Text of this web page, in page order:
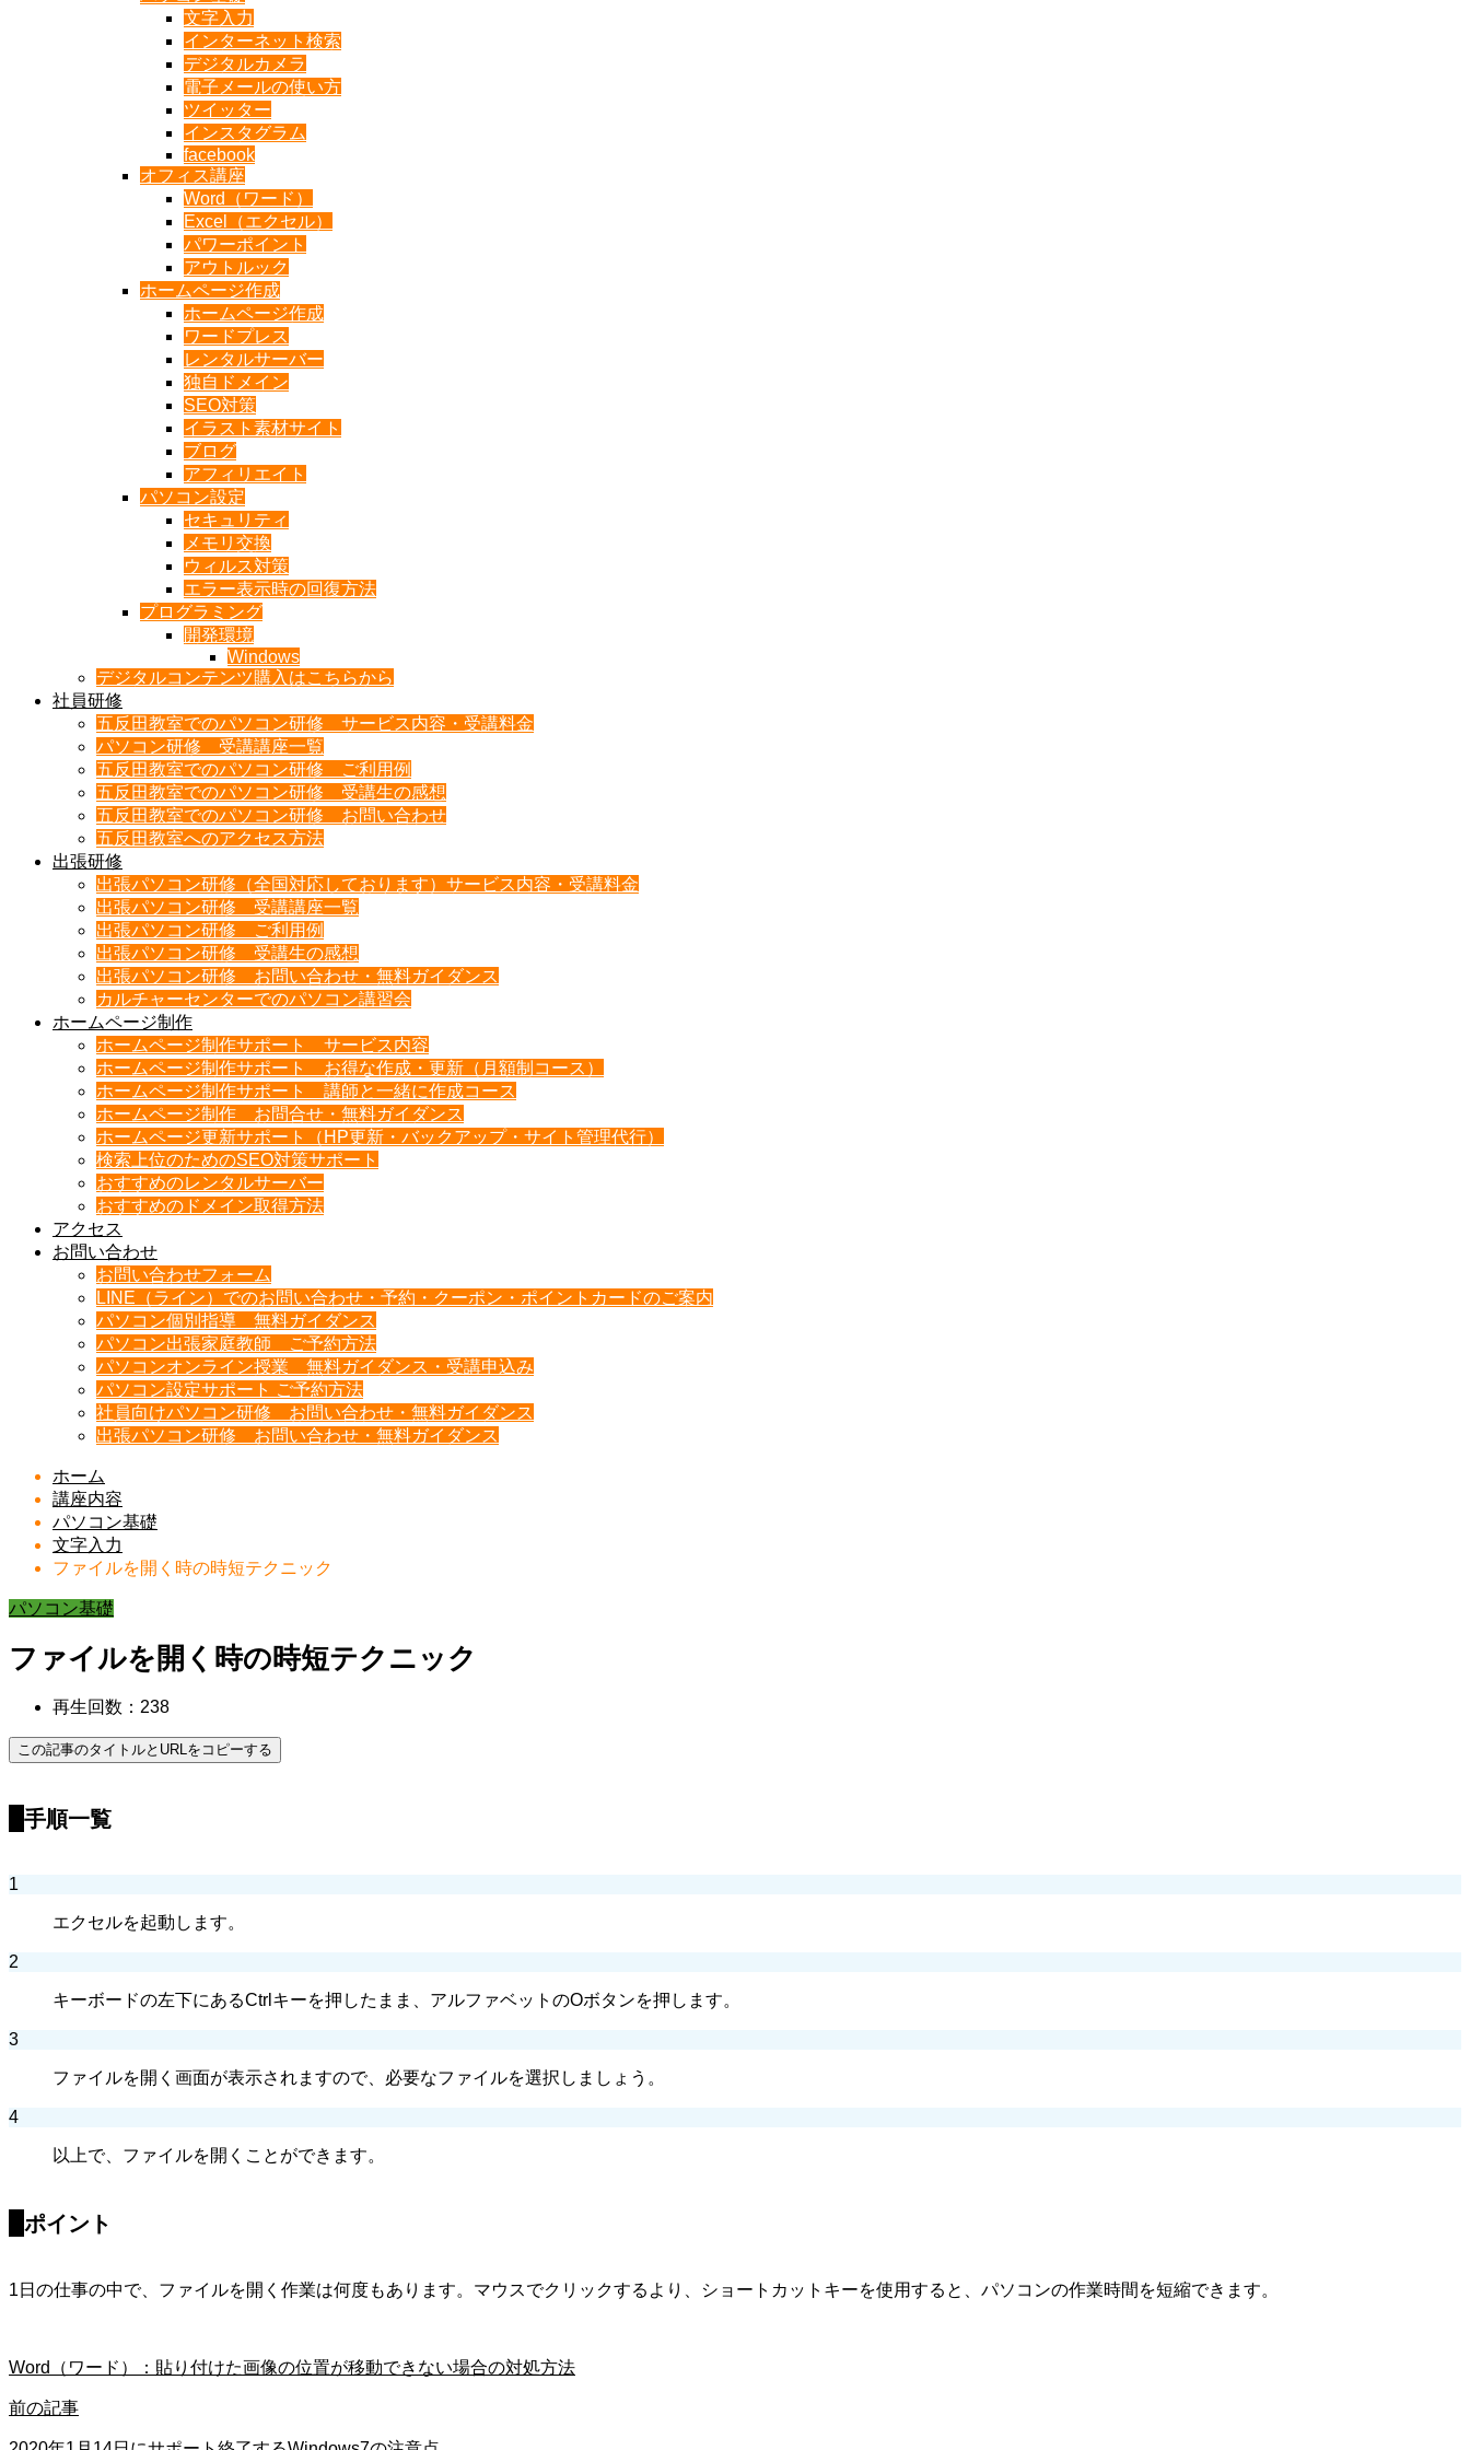
文字入力
インターネット検索
デジタルカメラ
電子メールの使い方
ツイッター
インスタグラム
facebook
オフィス講座
Word（ワード）
Excel（エクセル）
パワーポイント
アウトルック
ホームページ作成
ホームページ作成
ワードプレス
レンタルサーバー
独自ドメイン
SEO対策
イラスト素材サイト
ブログ
アフィリエイト
パソコン設定
セキュリティ
メモリ交換
ウィルス対策
エラー表示時の回復方法
プログラミング
開発環境
Windows
デジタルコンテンツ購入はこちらから
社員研修
五反田教室でのパソコン研修 サービス内容・受講料金
パソコン研修 受講講座一覧
五反田教室でのパソコン研修 ご利用例
五反田教室でのパソコン研修 受講生の感想
五反田教室でのパソコン研修 お問い合わせ
五反田教室へのアクセス方法
出張研修
出張パソコン研修（全国対応しております）サービス内容・受講料金
出張パソコン研修 受講講座一覧
出張パソコン研修 ご利用例
出張パソコン研修 受講生の感想
出張パソコン研修 お問い合わせ・無料ガイダンス
カルチャーセンターでのパソコン講習会
ホームページ制作
ホームページ制作サポート サービス内容
ホームページ制作サポート お得な作成・更新（月額制コース）
ホームページ制作サポート 講師と一緒に作成コース
ホームページ制作 お問合せ・無料ガイダンス
ホームページ更新サポート（HP更新・バックアップ・サイト管理代行）
検索上位のためのSEO対策サポート
おすすめのレンタルサーバー
おすすめのドメイン取得方法
アクセス
お問い合わせ
お問い合わせフォーム
LINE（ライン）でのお問い合わせ・予約・クーポン・ポイントカードのご案内
パソコン個別指導 無料ガイダンス
パソコン出張家庭教師 ご予約方法
パソコンオンライン授業 無料ガイダンス・受講申込み
パソコン設定サポート ご予約方法
社員向けパソコン研修 お問い合わせ・無料ガイダンス
出張パソコン研修 お問い合わせ・無料ガイダンス
ホーム
講座内容
パソコン基礎
文字入力
ファイルを開く時の時短テクニック
パソコン基礎
ファイルを開く時の時短テクニック
再生回数：238
この記事のタイトルとURLをコピーする
手順一覧
1
エクセルを起動します。
2
キーボードの左下にあるCtrlキーを押したまま、アルファベットのOボタンを押します。
3
ファイルを開く画面が表示されますので、必要なファイルを選択しましょう。
4
以上で、ファイルを開くことができます。
ポイント
1日の仕事の中で、ファイルを開く作業は何度もあります。マウスでクリックするより、ショートカットキーを使用すると、パソコンの作業時間を短縮できます。
Word（ワード）：貼り付けた画像の位置が移動できない場合の対処方法
前の記事